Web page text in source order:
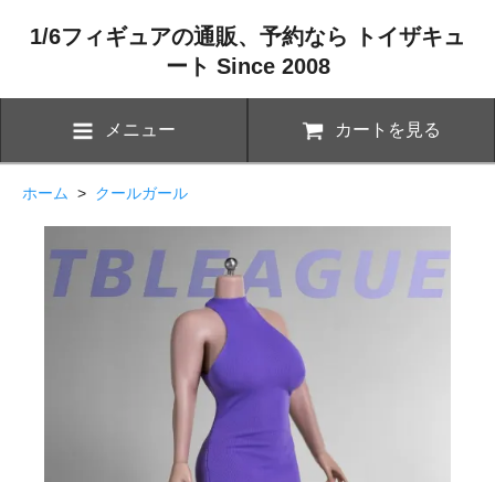
1/6フィギュアの通販、予約なら トイザキュ
ート Since 2008
メニュー カートを見る
ホーム > クールガール